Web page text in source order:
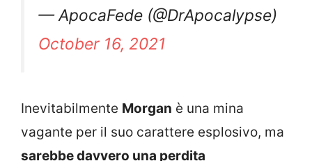
— ApocaFede (@DrApocalypse)
October 16, 2021
Inevitabilmente Morgan è una mina
vagante per il suo carattere esplosivo, ma
sarebbe davvero una perdita